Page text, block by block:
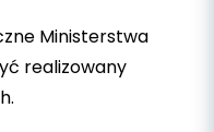
Ministerstwa
realizowany